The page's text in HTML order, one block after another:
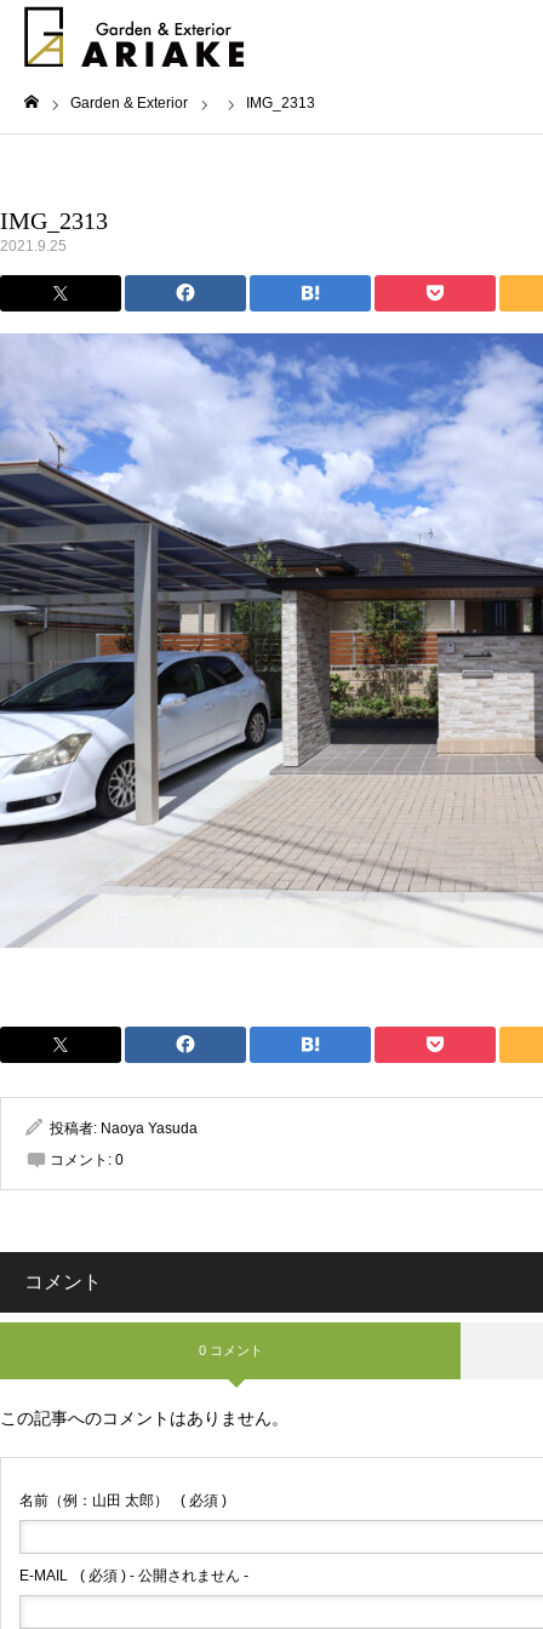
Garden & Exterior IMG_2313
IMG_2313
2021.9.25
投稿者: Naoya Yasuda
コメント: 0
コメント
0 コメント
この記事へのコメントはありません。
名前（例：山田 太郎） ( 必須 )
E-MAIL ( 必須 ) - 公開されません -